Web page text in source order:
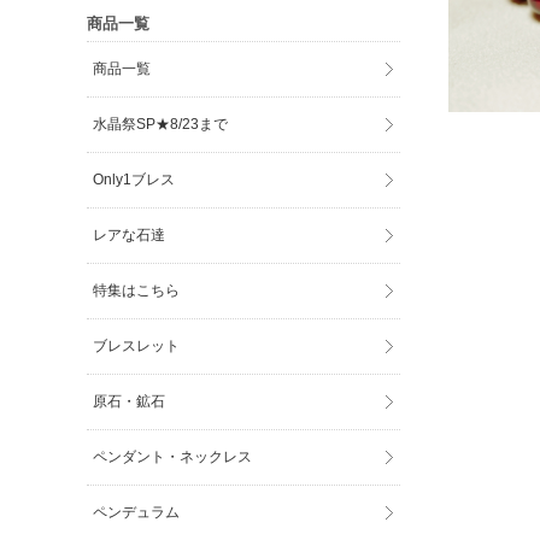
商品一覧
商品一覧
水晶祭SP★8/23まで
Only1ブレス
レアな石達
特集はこちら
ブレスレット
原石・鉱石
ペンダント・ネックレス
ペンデュラム